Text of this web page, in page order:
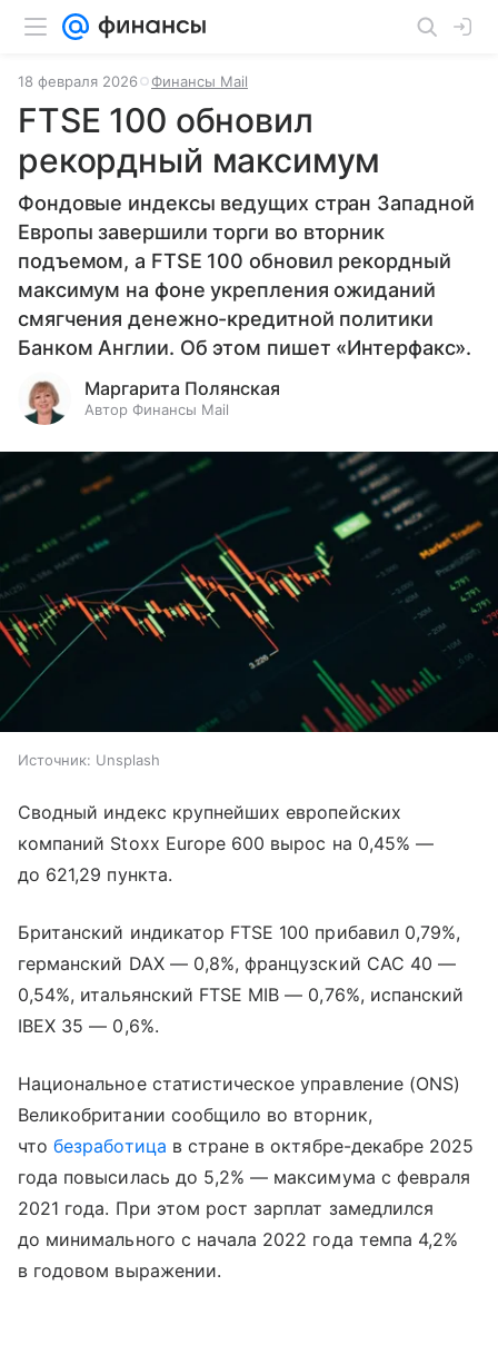
18 февраля 2026 Финансы Mail
FTSE 100 обновил
рекордный максимум
Фондовые индексы ведущих стран Западной
Европы завершили торги во вторник
подъемом, а FTSE 100 обновил рекордный
максимум на фоне укрепления ожиданий
смягчения денежно-кредитной политики
Банком Англии. Об этом пишет «Интерфакс».
Маргарита Полянская
Автор Финансы Mail
Источник: Unsplash
Сводный индекс крупнейших европейских
компаний Stoxx Europe 600 вырос на 0,45% —
до 621,29 пункта.
Британский индикатор FTSE 100 прибавил 0,79%,
германский DAX — 0,8%, французский CAC 40 —
0,54%, итальянский FTSE MIB — 0,76%, испанский
IBEX 35 — 0,6%.
Национальное статистическое управление (ONS)
Великобритании сообщило во вторник,
чтобезработица в стране в октябре-декабре 2025
года повысилась до 5,2% — максимума с февраля
2021 года. При этом рост зарплат замедлился
до минимального с начала 2022 года темпа 4,2%
в годовом выражении.